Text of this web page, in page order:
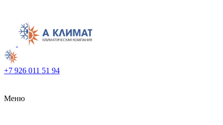
+7 926 011 51 94
Меню